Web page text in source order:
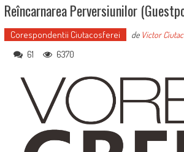
Reîncarnarea Perversiunilor
Corespondentii Ciutacosferei de Victor
61 6370